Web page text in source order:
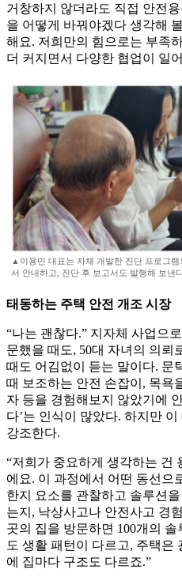
거창하지 않더라도 직접 안전
을 어떻게 바꿔야겠다 생각해
해요. 저희만의 힘으로는 부족
더 커지면서 다양한 협업이 일
▲이용민 대표는 자체 개발한 진단 프로그
서 안내하고, 진단 후 보고서도 발행해 보낸
태동하는 주택 안전 개조 시장
“나는 괜찮다.” 지자체 사업으
문했을 때도, 50대 자녀의 의뢰
때도 어김없이 듣는 말이다. 문
때 보조하는 안전 손잡이, 목욕
자 등을 경험해보지 않았기에
다’는 인식이 많았다. 하지만
강조한다.
“저희가 중요하게 생각하는 건
에요. 이 과정에서 어떤 동선으
한지 요소를 관찰하고 솔루션
는지, 낙상사고나 안전사고 경
곳의 집을 방문하면 100개의
도 생활 패턴이 다르고, 주택은
에 집마다 구조도 다르죠.”